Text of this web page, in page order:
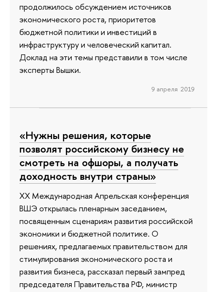
продолжилось обсуждением источников
экономического роста, приоритетов
бюджетной политики и инвестиций в
инфраструктуру и человеческий капитал.
Доклад на эти темы представили в том числе
эксперты Вышки.
9 апреля 2019
«Нужны решения, которые
позволят российскому бизнесу не
смотреть на офшоры, а получать
доходность внутри страны»
XX Международная Апрельская конференция
ВШЭ открылась пленарным заседанием,
посвященным сценариям развития российской
экономики и бюджетной политике. О
решениях, предлагаемых правительством для
стимулирования экономического роста и
развития бизнеса, рассказал первый зампред
председателя Правительства РФ, министр